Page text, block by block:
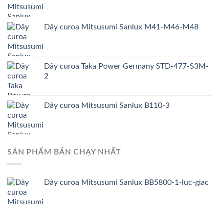
Dây curoa Mitsusumi Sanlux M41-M46-M48
Dây curoa Taka Power Germany STD-477-S3M-
2
Dây curoa Mitsusumi Sanlux B110-3
SẢN PHẨM BÁN CHẠY NHẤT
Dây curoa Mitsusumi Sanlux BB5800-1-luc-giac